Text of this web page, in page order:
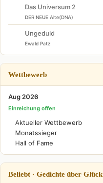
Das Universum 2
DER NEUE Alte(DNA)
Ungeduld
Ewald Patz
Wettbewerb
Aug 2026
Einreichung offen
Aktueller Wettbewerb
Monatssieger
Hall of Fame
Beliebt · Gedichte über Glück